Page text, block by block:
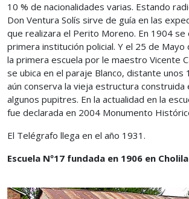
10 % de nacionalidades varias. Estando
Don Ventura Solís sirve de guía en las
que realizara el Perito Moreno. En 1904 se
primera institución policial. Y el 25 de
la primera escuela por le maestro Vicente
se ubica en el paraje Blanco, distante unos
aún conserva la vieja estructura construida
algunos pupitres. En la actualidad en la
fue declarada en 2004 Monumento
El Telégrafo llega en el año 1931.
Escuela Nº17 fundada en 1906 en Cholila